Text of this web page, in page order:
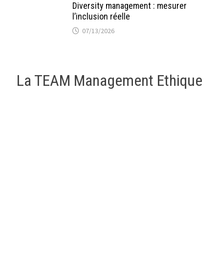
Diversity management : mesurer
l’inclusion réelle
07/13/2026
La TEAM Management Ethique